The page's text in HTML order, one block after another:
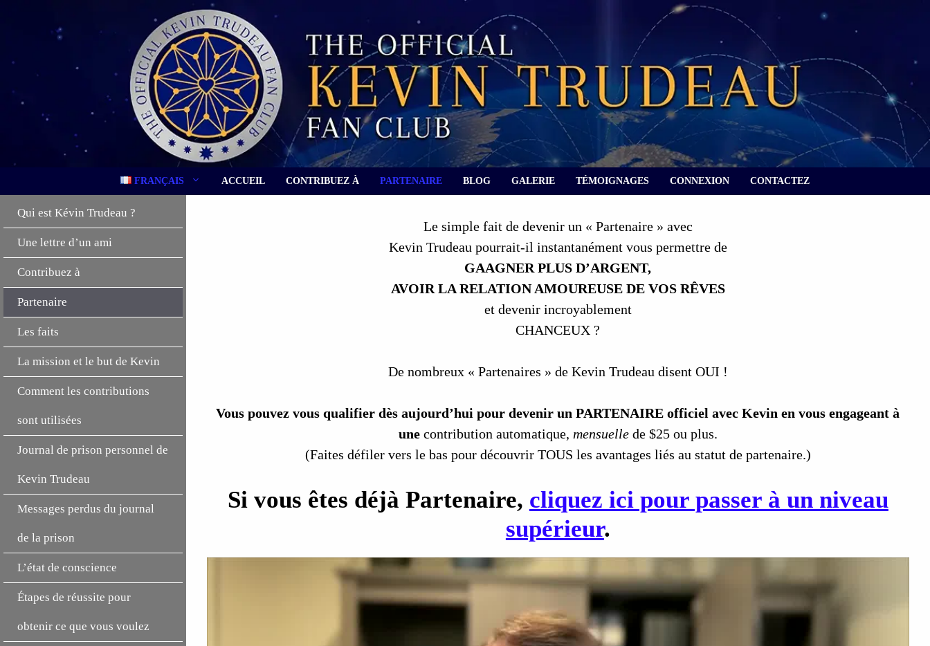
FRANÇAIS ACCUEIL CONTRIBUEZ À PARTENAIRE BLOG GALERIE TÉMOIGNAGES CONNEXION CONTACTEZ
Le simple fait de devenir un « Partenaire » avec
Kevin Trudeau pourrait-il instantanément vous permettre de
GAAGNER PLUS D’ARGENT,
AVOIR LA RELATION AMOUREUSE DE VOS RÊVES
et devenir incroyablement
CHANCEUX ?
De nombreux « Partenaires » de Kevin Trudeau disent OUI !
Vous pouvez vous qualifier dès aujourd’hui pour devenir un PARTENAIRE officiel avec Kevin en vous engageant à
une contribution automatique, mensuellede $25 ou plus.
(Faites défiler vers le bas pour découvrir TOUS les avantages liés au statut de partenaire.)
Si vous êtes déjà Partenaire, cliquez ici pour passer à un niveau
supérieur.
Qui est Kévin Trudeau ?
Une lettre d’un ami
Contribuez à
Partenaire
Les faits
La mission et le but de Kevin
Comment les contributions
sont utilisées
Journal de prison personnel de
Kevin Trudeau
Messages perdus du journal
de la prison
L’état de conscience
Étapes de réussite pour
obtenir ce que vous voulez